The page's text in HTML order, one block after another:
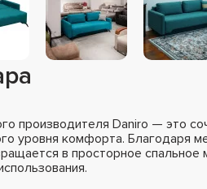
производителя Daniro — это
уровня комфорта. Благодаря
в просторное